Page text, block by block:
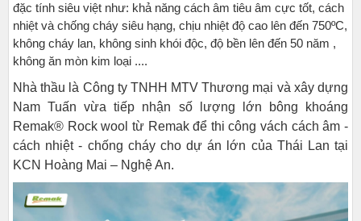
đặc tính siêu việt như: khả năng cách âm tiêu âm cực tốt, cách
nhiệt và chống cháy siêu hạng, chịu nhiệt độ cao lên đến 750ºC,
không cháy lan, không sinh khói độc, độ bền lên đến 50 năm ,
không ăn mòn kim loại ....
Nhà thầu là Công ty TNHH MTV Thương mại và xây dựng
Nam Tuấn vừa tiếp nhận số lượng lớn bông khoáng
Remak® Rock wool từ Remak để thi công vách cách âm -
cách nhiệt - chống cháy cho dự án lớn của Thái Lan tại
KCN Hoàng Mai – Nghệ An.